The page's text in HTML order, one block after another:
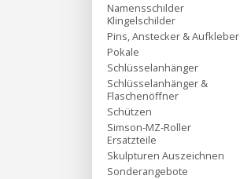
Namensschilder
Klingelschilder
Pins, Anstecker & Aufkleber
Pokale
Schlüsselanhänger
Schlüsselanhänger &
Flaschenöffner
Schützen
Simson-MZ-Roller
Ersatzteile
Skulpturen Auszeichnen
Sonderangebote